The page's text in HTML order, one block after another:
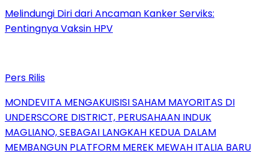
Melindungi Diri dari Ancaman Kanker Serviks:
Pentingnya Vaksin HPV
Pers Rilis
MONDEVITA MENGAKUISISI SAHAM MAYORITAS DI
UNDERSCORE DISTRICT, PERUSAHAAN INDUK
MAGLIANO, SEBAGAI LANGKAH KEDUA DALAM
MEMBANGUN PLATFORM MEREK MEWAH ITALIA BARU